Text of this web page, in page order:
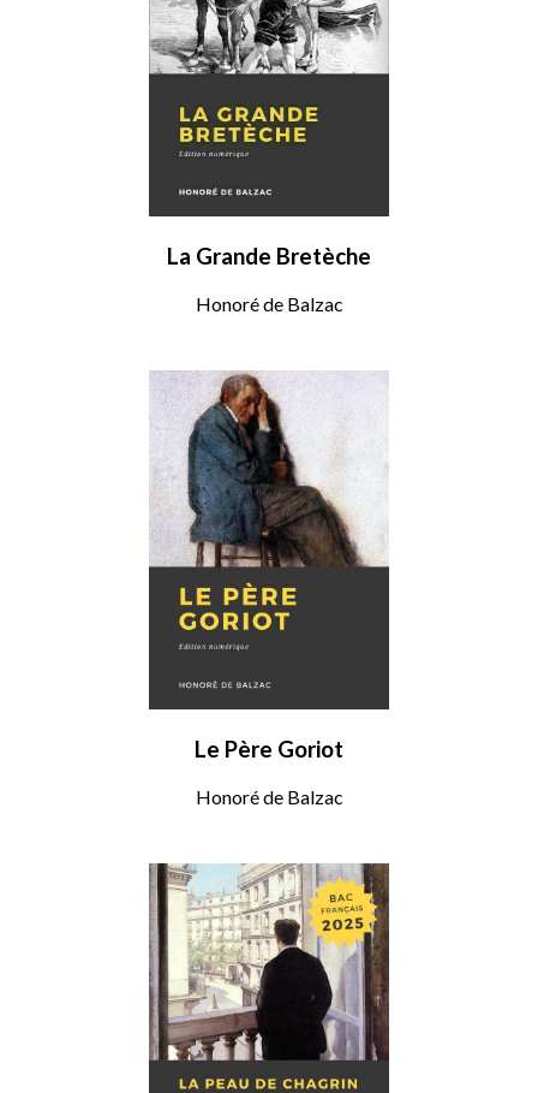
La Grande Bretèche
Honoré de Balzac
Le Père Goriot
Honoré de Balzac